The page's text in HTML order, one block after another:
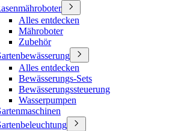
Alles entdecken
Mähroboter
Zubehör
Alles entdecken
Bewässerungs-Sets
Bewässerungssteuerung
Wasserpumpen